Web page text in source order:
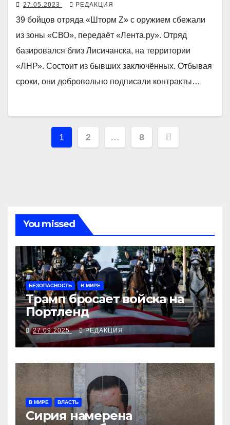
27.05.2023 РЕДАКЦИЯ
39 бойцов отряда «Шторм Z» с оружием сбежали
из зоны «СВО», передаёт «Лента.ру». Отряд
базировался близ Лисичанска, на территории
«ЛНР». Состоит из бывших заключённых. Отбывая
сроки, они добровольно подписали контракты…
Навигация
1 2 … 8
You missed
БЕЗОПАСНОСТЬ В МИРЕ
Трамп бросает войска на
Портленд
27.09.2025 РЕДАКЦИЯ
В МИРЕ ВЛАСТЬ
Сирия намерена